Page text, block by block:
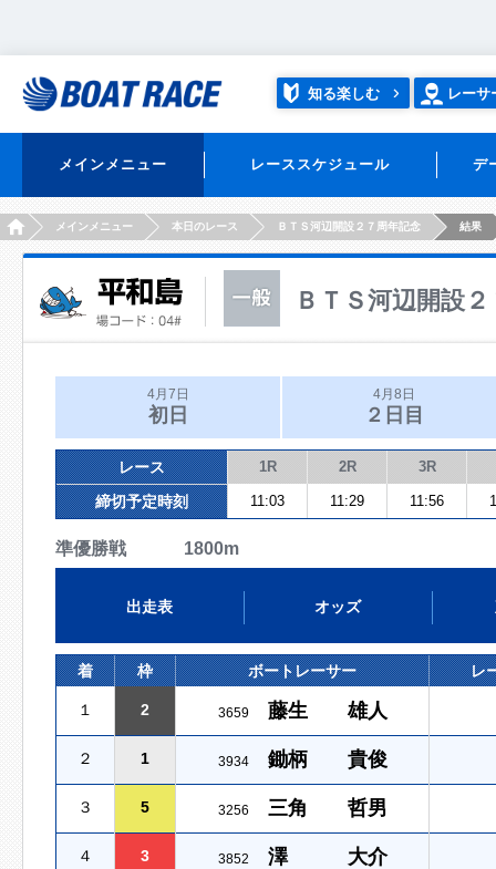
知る楽しむ レーサ
メインメニュー レーススケジュール デ
HOMEメインメニュー 本日のレース ＢＴＳ河辺開設２７周年記念 結果
ＢＴＳ河辺開設
4月7日
初日
4月8日
２日目
レース 1R 2R 3R
締切予定時刻 11:03 11:29 11:56
準優勝戦 1800m
出走表 オッズ
着 枠 ボートレーサー レ
１ 2 3659 藤生 雄人
２ 1 3934 鋤柄 貴俊
３ 5 3256 三角 哲男
４ 3 3852 澤 大介